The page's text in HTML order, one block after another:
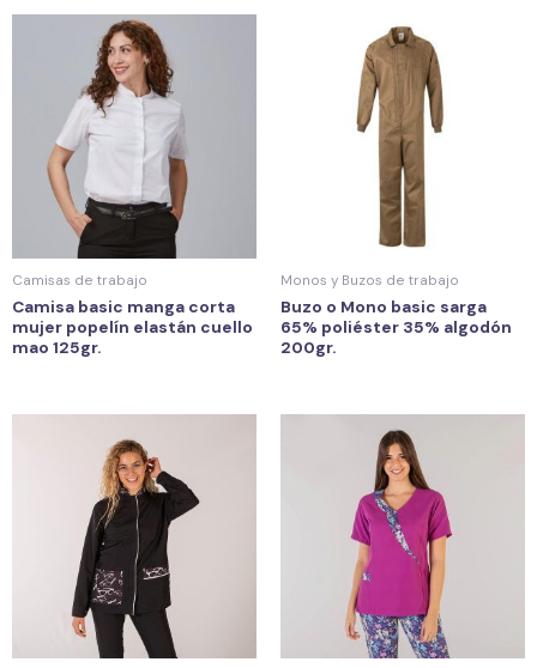
Camisas de trabajo
Camisa basic manga corta
mujer popelín elastán cuello
mao 125gr.
Monos y Buzos de trabajo
Buzo o Mono basic sarga
65% poliéster 35% algodón
200gr.